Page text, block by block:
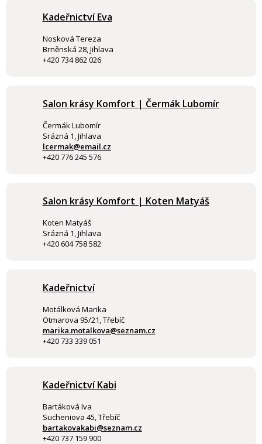
Kadeřnictví Eva
Nosková Tereza
Brněnská 28, Jihlava
+420 734 862 026
Salon krásy Komfort | Čermák Lubomír
Čermák Lubomír
Srázná 1, Jihlava
lcermak@email.cz
+420 776 245 576
Salon krásy Komfort | Koten Matyáš
Koten Matyáš
Srázná 1, Jihlava
+420 604 758 582
Kadeřnictví
Motálková Marika
Otmarova 95/21, Třebíč
marika.motalkova@seznam.cz
+420 733 339 051
Kadeřnictví Kabi
Bartáková Iva
Sucheniova 45, Třebíč
bartakovakabi@seznam.cz
+420 737 159 900